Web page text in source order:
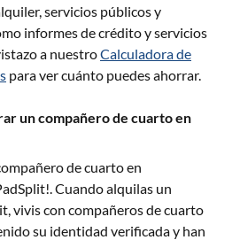
servicios públicos y
informes de crédito y servicios
a nuestroCalculadora de
para ver cuánto puedes ahorrar.
un compañero de cuarto en
de cuarto en
Cuando alquilas un
vivis con compañeros de cuarto
su identidad verificada y han